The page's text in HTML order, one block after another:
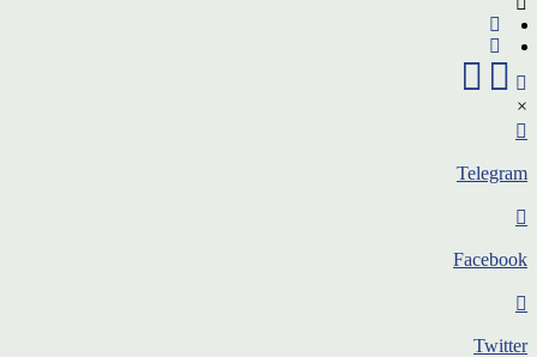
×
Telegram
Facebook
Twitter